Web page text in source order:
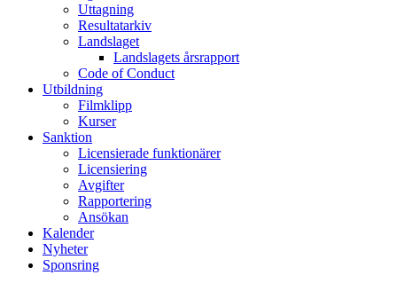
Uttagning
Resultatarkiv
Landslaget
Landslagets årsrapport
Code of Conduct
Utbildning
Filmklipp
Kurser
Sanktion
Licensierade funktionärer
Licensiering
Avgifter
Rapportering
Ansökan
Kalender
Nyheter
Sponsring